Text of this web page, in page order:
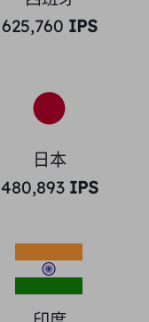
625,760 IPS
日本
480,893 IPS